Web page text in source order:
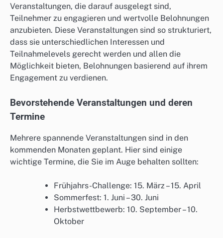
Veranstaltungen, die darauf ausgelegt sind,
Teilnehmer zu engagieren und wertvolle Belohnungen
anzubieten. Diese Veranstaltungen sind so strukturiert,
dass sie unterschiedlichen Interessen und
Teilnahmelevels gerecht werden und allen die
Möglichkeit bieten, Belohnungen basierend auf ihrem
Engagement zu verdienen.
Bevorstehende Veranstaltungen und deren
Termine
Mehrere spannende Veranstaltungen sind in den
kommenden Monaten geplant. Hier sind einige
wichtige Termine, die Sie im Auge behalten sollten:
Frühjahrs-Challenge: 15. März – 15. April
Sommerfest: 1. Juni – 30. Juni
Herbstwettbewerb: 10. September – 10.
Oktober